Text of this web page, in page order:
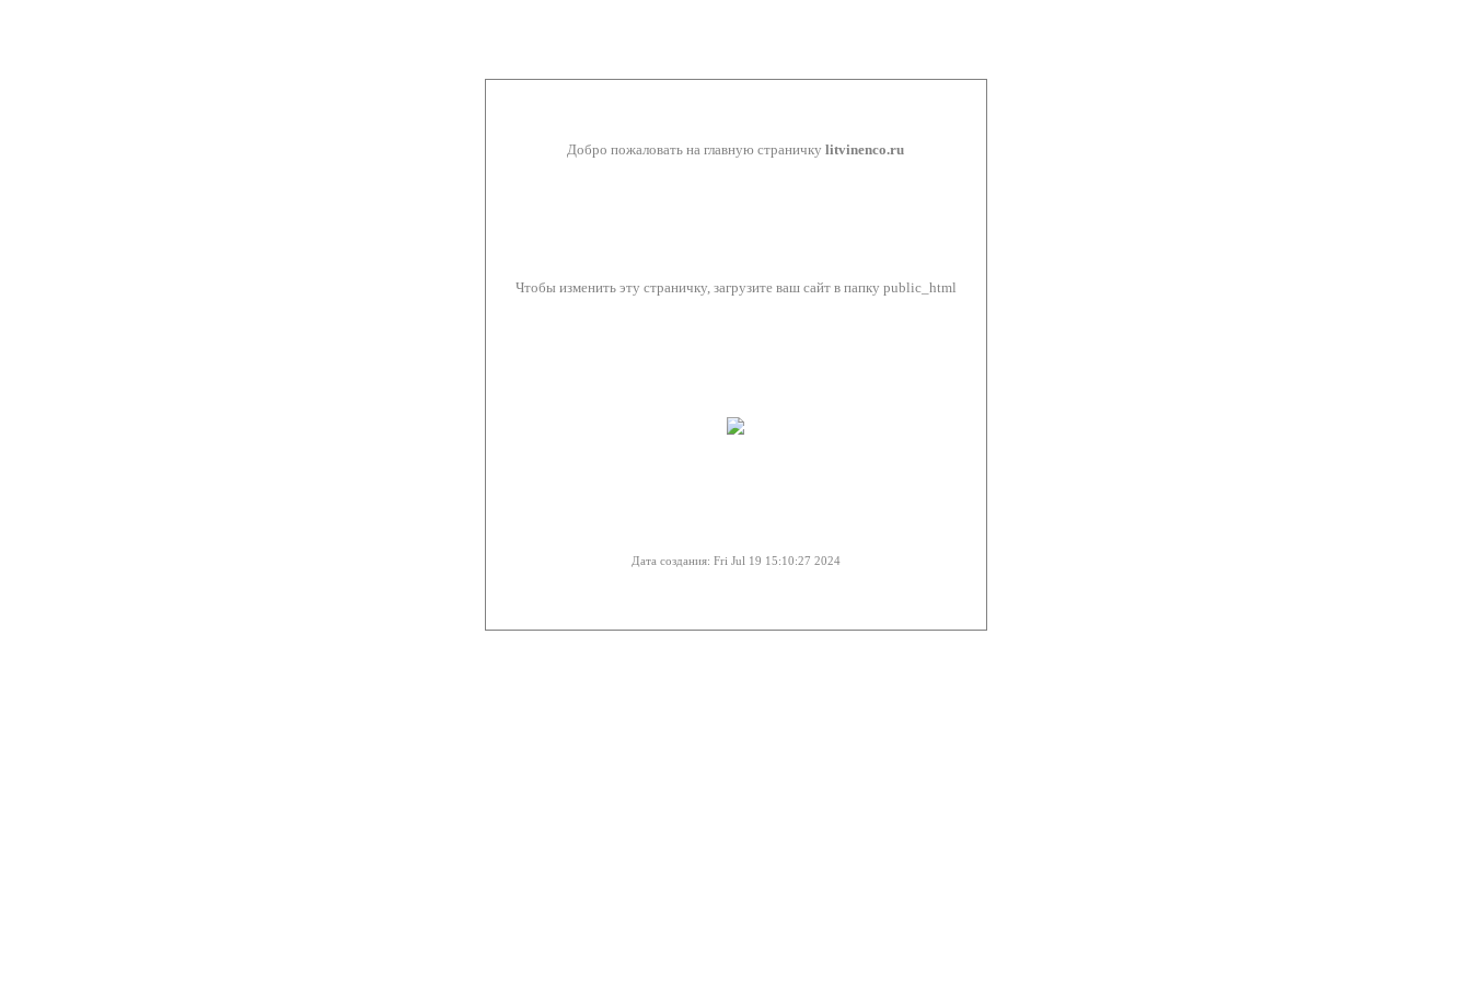
Добро пожаловать на главную страничку litvinenco.ru
Чтобы изменить эту страничку, загрузите ваш сайт в папку public_html
Дата создания: Fri Jul 19 15:10:27 2024